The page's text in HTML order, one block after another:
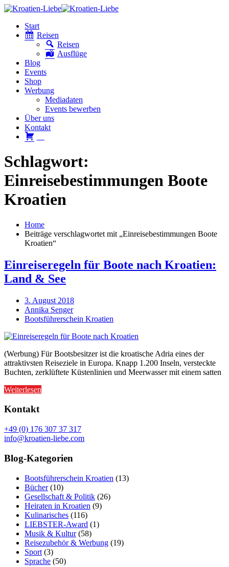
Start
Reisen
Reisen
Ausflüge
Blog
Events
Shop
Werbung
Mediadaten
Events bewerben
Über uns
Kontakt
Schlagwort:
Einreisebestimmungen Boote
Kroatien
Home
Beiträge verschlagwortet mit „Einreisebestimmungen Boote
Kroatien“
Einreiseregeln für Boote nach Kroatien:
Land & See
3. August 2018
Annika Senger
Bootsführerschein Kroatien
(Werbung) Für Bootsbesitzer ist die kroatische Adria eines der
attraktivsten Reiseziele in Europa. Knapp 1.200 Inseln, versteckte
Buchten, zerklüftete Küstenlinien und Meerwasser mit einem satten
Weiterlesen
Kontakt
+49 (0) 176 307 37 317
info@kroatien-liebe.com
Blog-Kategorien
Bootsführerschein Kroatien (13)
Bücher(10)
Gesellschaft & Politik (26)
Heiraten in Kroatien (9)
Kulinarisches (116)
LIEBSTER-Award (1)
Musik & Kultur(58)
Reisezubehör & Werbung (19)
Sport (3)
Sprache (50)